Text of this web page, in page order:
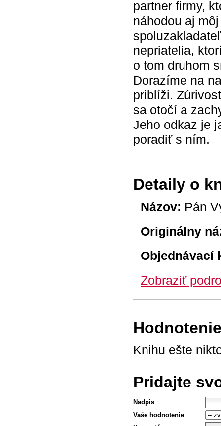
partner firmy,
náhodou aj
nepriatelia,
o tom druhom
Dorazíme na
priblíži.
sa otočí a
Jeho odkaz je
poradiť s ním.
Detaily o
Názov: Pán
Originálny
Objednávací
Zobraziť
Knihu ešte
Pridajte
Nadpis
Vaše hodnotenie